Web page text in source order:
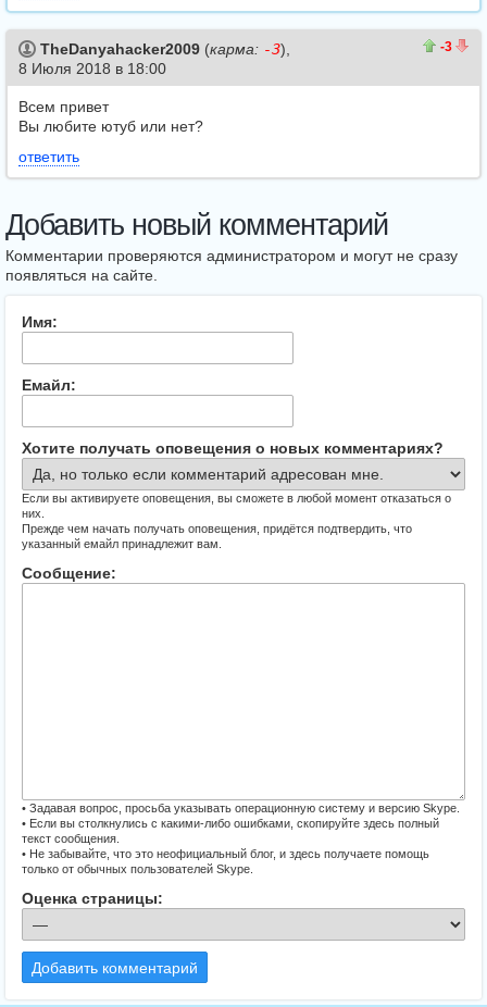
-3
TheDanyahacker2009 (карма: -3),
8 Июля 2018 в 18:00
Всем привет
Вы любите ютуб или нет?
ответить
Добавить новый комментарий
Комментарии проверяются администратором и могут не сразу
появляться на сайте.
Имя:
Емайл:
Хотите получать оповещения о новых комментариях?
Если вы активируете оповещения, вы сможете в любой момент отказаться о
них.
Прежде чем начать получать оповещения, придётся подтвердить, что
указанный емайл принадлежит вам.
Сообщение:
• Задавая вопрос, просьба указывать операционную систему и версию Skype.
• Если вы столкнулись с какими-либо ошибками, скопируйте здесь полный
текст сообщения.
• Не забывайте, что это неофициальный блог, и здесь получаете помощь
только от обычных пользователей Skype.
Оценка страницы:
Добавить комментарий